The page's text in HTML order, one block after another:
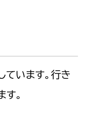
います。行き
。